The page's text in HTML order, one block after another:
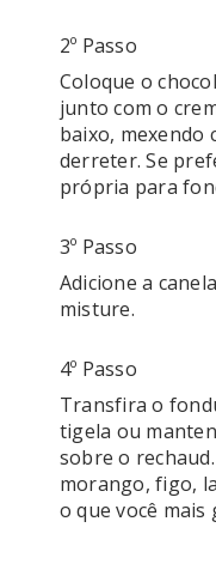
2º Passo
Coloque o
junto com o
baixo, mexendo
derreter. Se
própria para
3º Passo
Adicione a
misture.
4º Passo
Transfira o
tigela ou
sobre o
morango, figo,
o que você mais